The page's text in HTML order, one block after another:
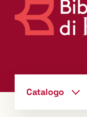
Catalogocambia